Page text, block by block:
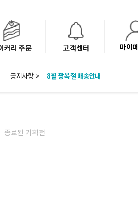
커리 주문 고객센터 마이
공지사항 >
8월 광복절 배송안내
종료된 기획전